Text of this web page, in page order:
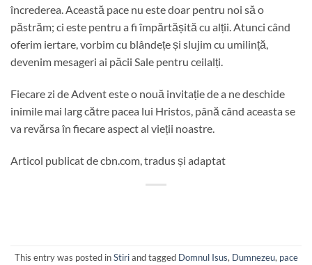
încrederea. Această pace nu este doar pentru noi să o
păstrăm; ci este pentru a fi împărtășită cu alții. Atunci când
oferim iertare, vorbim cu blândețe și slujim cu umilință,
devenim mesageri ai păcii Sale pentru ceilalți.
Fiecare zi de Advent este o nouă invitație de a ne deschide
inimile mai larg către pacea lui Hristos, până când aceasta se
va revărsa în fiecare aspect al vieții noastre.
Articol publicat de cbn.com, tradus și adaptat
This entry was posted inStiriand tagged Domnul Isus, Dumnezeu, pace